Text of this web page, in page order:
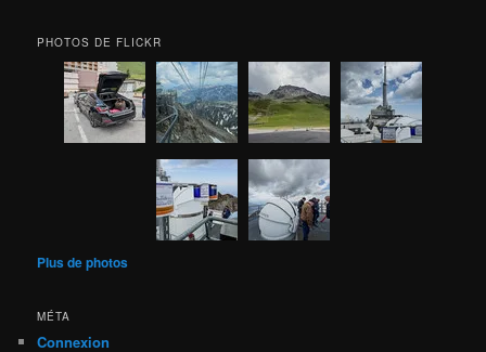
PHOTOS DE FLICKR
Plus de photos
MÉTA
Connexion